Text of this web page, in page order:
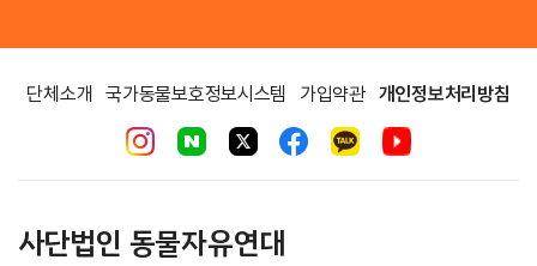
단체소개 국가동물보호정보시스템 가입약관 개인정보처리방침
사단법인 동물자유연대